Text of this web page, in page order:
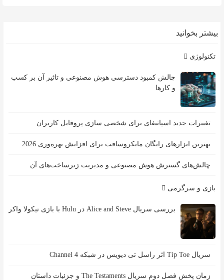
بیشتر بخوانید
تکنولوژی
چالش کمبود دسترسی هوش مصنوعی و تاثیر آن بر کسب
و کارها
تغییرات جدید اسپاتیفای برای شخصی سازی پروفایل کاربران
بهترین ابزارهای رایگان مایکروسافت برای افزایش بهره‌وری 2026
چالش‌های گسترش هوش مصنوعی و مدیریت زیرساخت‌های آن
بازی و سرگرمی
بررسی سریال Alice and Steve در Hulu با بازی نیکولا واکر
سریال Tip Toe اثر راسل تی دیویس در شبکه Channel 4
زمان پخش فصل دوم سریال The Testaments و جزئیات داستان